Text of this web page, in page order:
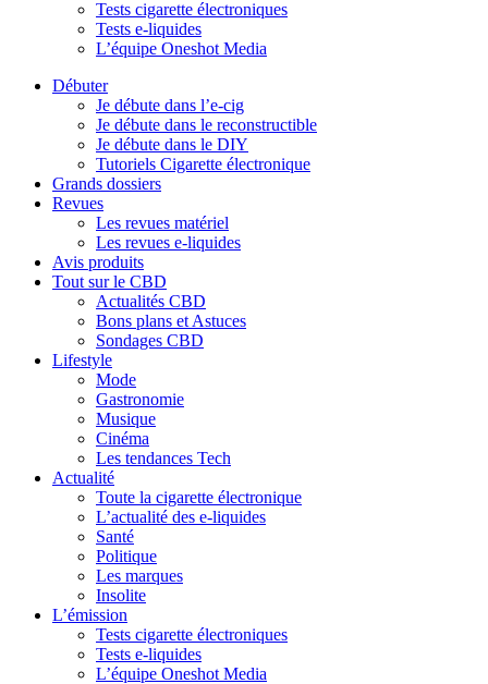
Tests cigarette électroniques
Tests e-liquides
L’équipe Oneshot Media
Débuter
Je débute dans l’e-cig
Je débute dans le reconstructible
Je débute dans le DIY
Tutoriels Cigarette électronique
Grands dossiers
Revues
Les revues matériel
Les revues e-liquides
Avis produits
Tout sur le CBD
Actualités CBD
Bons plans et Astuces
Sondages CBD
Lifestyle
Mode
Gastronomie
Musique
Cinéma
Les tendances Tech
Actualité
Toute la cigarette électronique
L’actualité des e-liquides
Santé
Politique
Les marques
Insolite
L’émission
Tests cigarette électroniques
Tests e-liquides
L’équipe Oneshot Media